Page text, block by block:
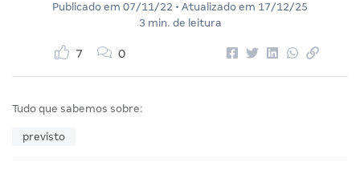
Publicado em 07/11/22 • Atualizado em 17/12/25
3 min. de leitura
7 0
Tudo que sabemos sobre:
previsto